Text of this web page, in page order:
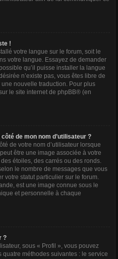
!
votre langue sur le forum, soit le
votre langue. Essayez de demander
qu’il puisse installer la langue
n’existe pas, vous êtes libre de
nouvelle traduction. Pour plus
le site internet de phpBB® (en
de mon nom d’utilisateur ?
de votre nom d’utilisateur lorsque
être une image associée à votre
étoiles, des carrés ou des ronds.
le nombre de messages que vous
votre statut particulier sur le forum.
est une image connue sous le
et personnelle à chaque
?
sous « Profil », vous pouvez
méthodes suivantes : le service